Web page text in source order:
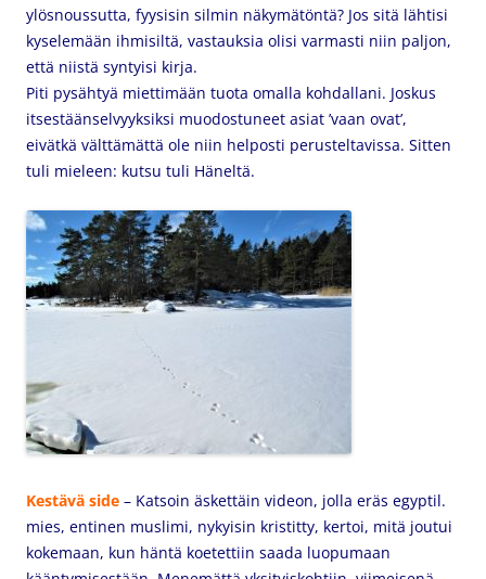
ylösnoussutta, fyysisin silmin näkymätöntä? Jos sitä lähtisi
kyselemään ihmisiltä, vastauksia olisi varmasti niin paljon,
että niistä syntyisi kirja.
Piti pysähtyä miettimään tuota omalla kohdallani. Joskus
itsestäänselvyyksiksi muodostuneet asiat ’vaan ovat’,
eivätkä välttämättä ole niin helposti perusteltavissa. Sitten
tuli mieleen: kutsu tuli Häneltä.
Kestävä side – Katsoin äskettäin videon, jolla eräs egyptil.
mies, entinen muslimi, nykyisin kristitty, kertoi, mitä joutui
kokemaan, kun häntä koetettiin saada luopumaan